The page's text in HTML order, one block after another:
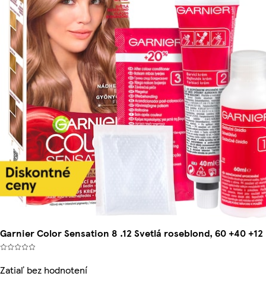
Garnier Color Sensation 8 .12 Svetlá roseblond, 60 +40 +12
Zatiaľ bez hodnotení